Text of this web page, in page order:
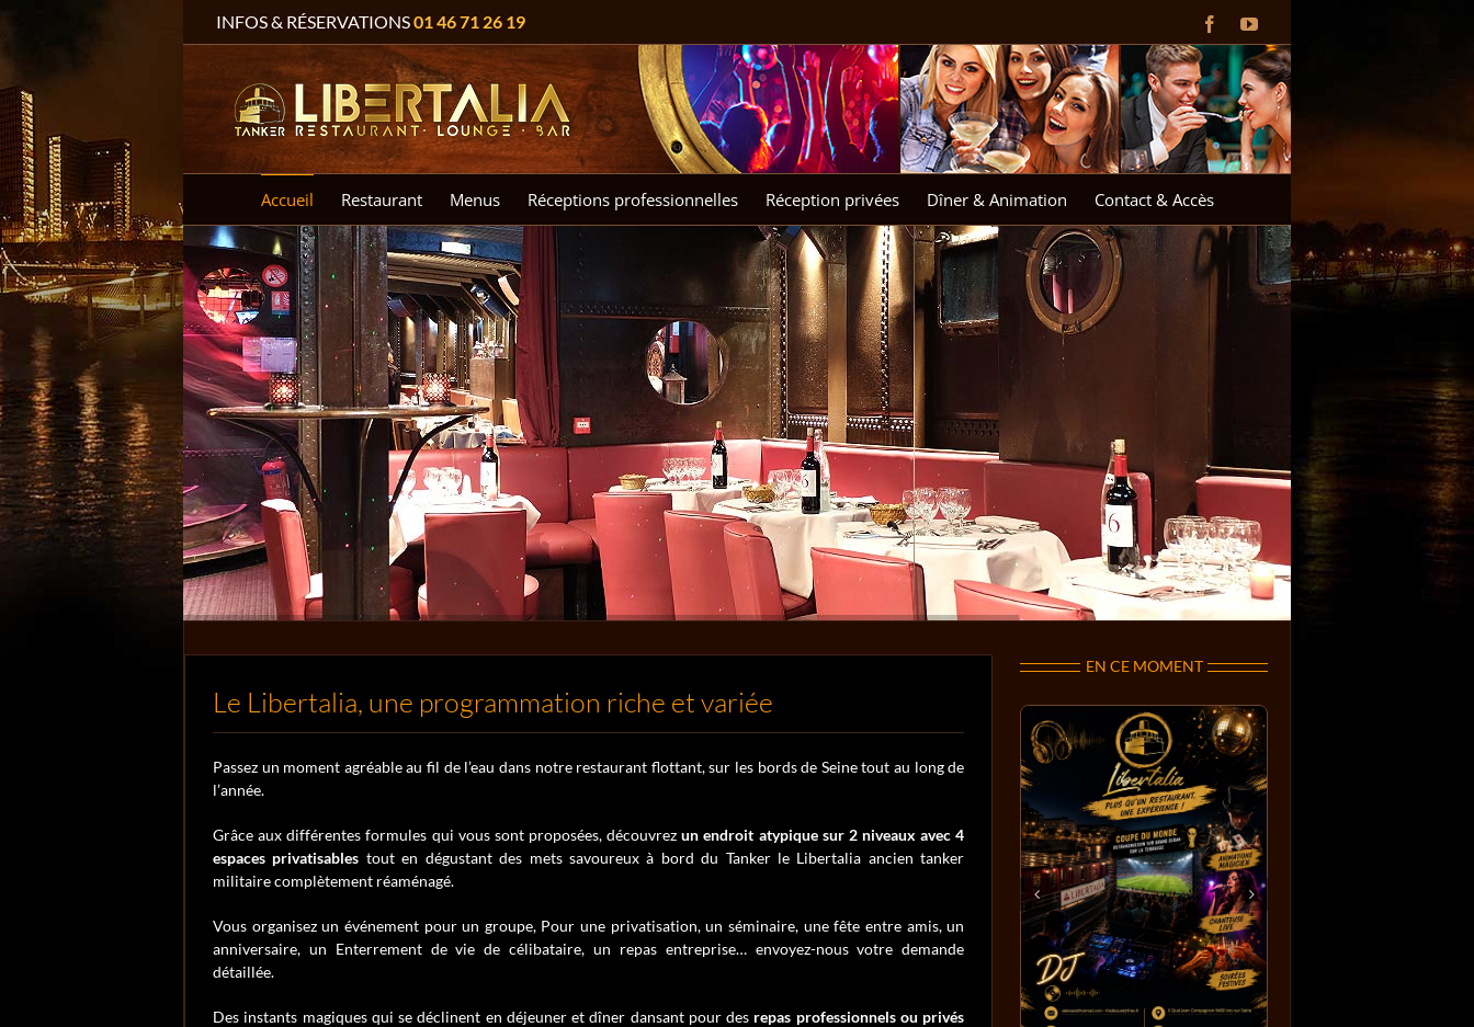
contenu
INFOS & RÉSERVATIONS01 46 71 26 19 FacebookYouTube
Accueil Restaurant Menus Réceptions professionnelles Réception privées Dîner & Animation Contact & Accès
Le Libertalia, une programmation riche et variée
Passez un moment agréable au fil de l’eau dans notre restaurant flottant, sur les bords de Seine tout au long de
l’année.
Grâce aux différentes formules qui vous sont proposées, découvrezun endroit atypique sur 2 niveaux avec 4
espaces privatisables tout en dégustant des mets savoureux à bord du Tanker le Libertalia ancien tanker
militaire complètement réaménagé.
Vous organisez un événement pour un groupe, Pour une privatisation, un séminaire, une fête entre amis, un
anniversaire, un Enterrement de vie de célibataire, un repas entreprise… envoyez-nous votre demande
détaillée.
Des instants magiques qui se déclinent en déjeuner et dîner dansant pour des repas professionnels ou privés
EN CE MOMENT